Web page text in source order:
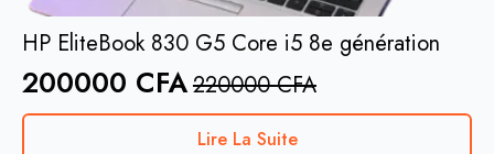
HP EliteBook 830 G5 Core i5 8e génération
220000CFA
200000 CFA
Lire La Suite